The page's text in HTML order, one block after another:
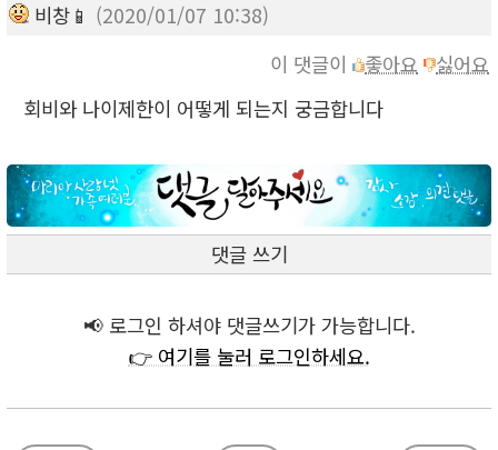
비창📱 (2020/01/07 10:38)
이 댓글이
좋아요
싫어요
회비와 나이제한이 어떻게 되는지 궁금합니다
댓글 쓰기
📢 로그인 하셔야 댓글쓰기가 가능합니다.
👉 여기를 눌러 로그인하세요.